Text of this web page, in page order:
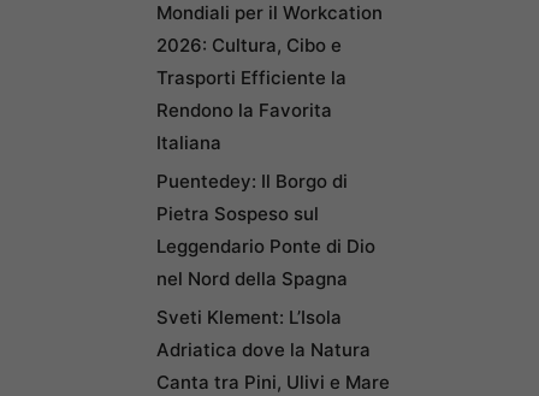
Mondiali per il Workcation
2026: Cultura, Cibo e
Trasporti Efficiente la
Rendono la Favorita
Italiana
Puentedey: Il Borgo di
Pietra Sospeso sul
Leggendario Ponte di Dio
nel Nord della Spagna
Sveti Klement: L’Isola
Adriatica dove la Natura
Canta tra Pini, Ulivi e Mare